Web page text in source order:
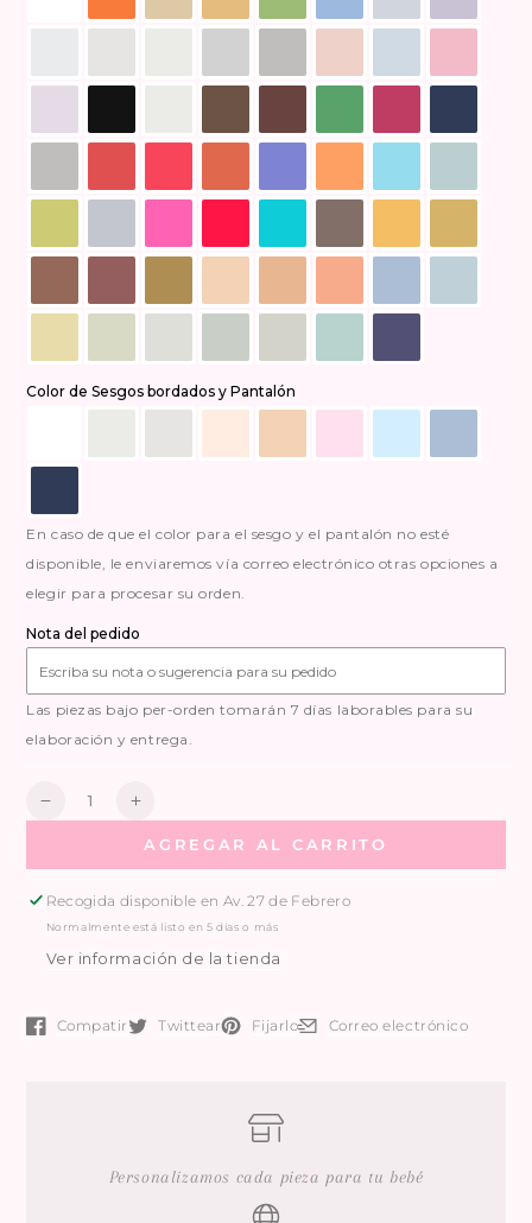
Color de Sesgos bordados y Pantalón
En caso de que el color para el sesgo y el pantalón no esté
disponible, le enviaremos vía correo electrónico otras opciones a
elegir para procesar su orden.
Nota del pedido
Las piezas bajo per-orden tomarán 7 días laborables para su
elaboración y entrega.
Cantidad
Reducir
CONJUNTO
SUN
Aumentar
cantidad
CONJUNTO
SUN
AGREGAR AL CARRITO
Recogida disponible en Av. 27 de Febrero
Normalmente está listo en 5 días o más
Ver información de la tienda
Compatir
Se abre en una ventana nueva.
Twittear
Se abre en una ventana nueva.
Fijarlo
Se abre en una ventana nueva.
Correo electrónico
Se abre en una ventana
Personalizamos cada pieza para tu bebé